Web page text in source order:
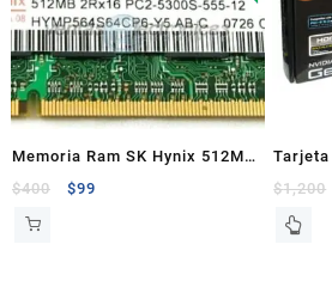
Memoria Ram SK Hynix 512MB
DDR2 533MHZ Para Laptop
$400 $99
Tarjeta
Nvidia
$1,200